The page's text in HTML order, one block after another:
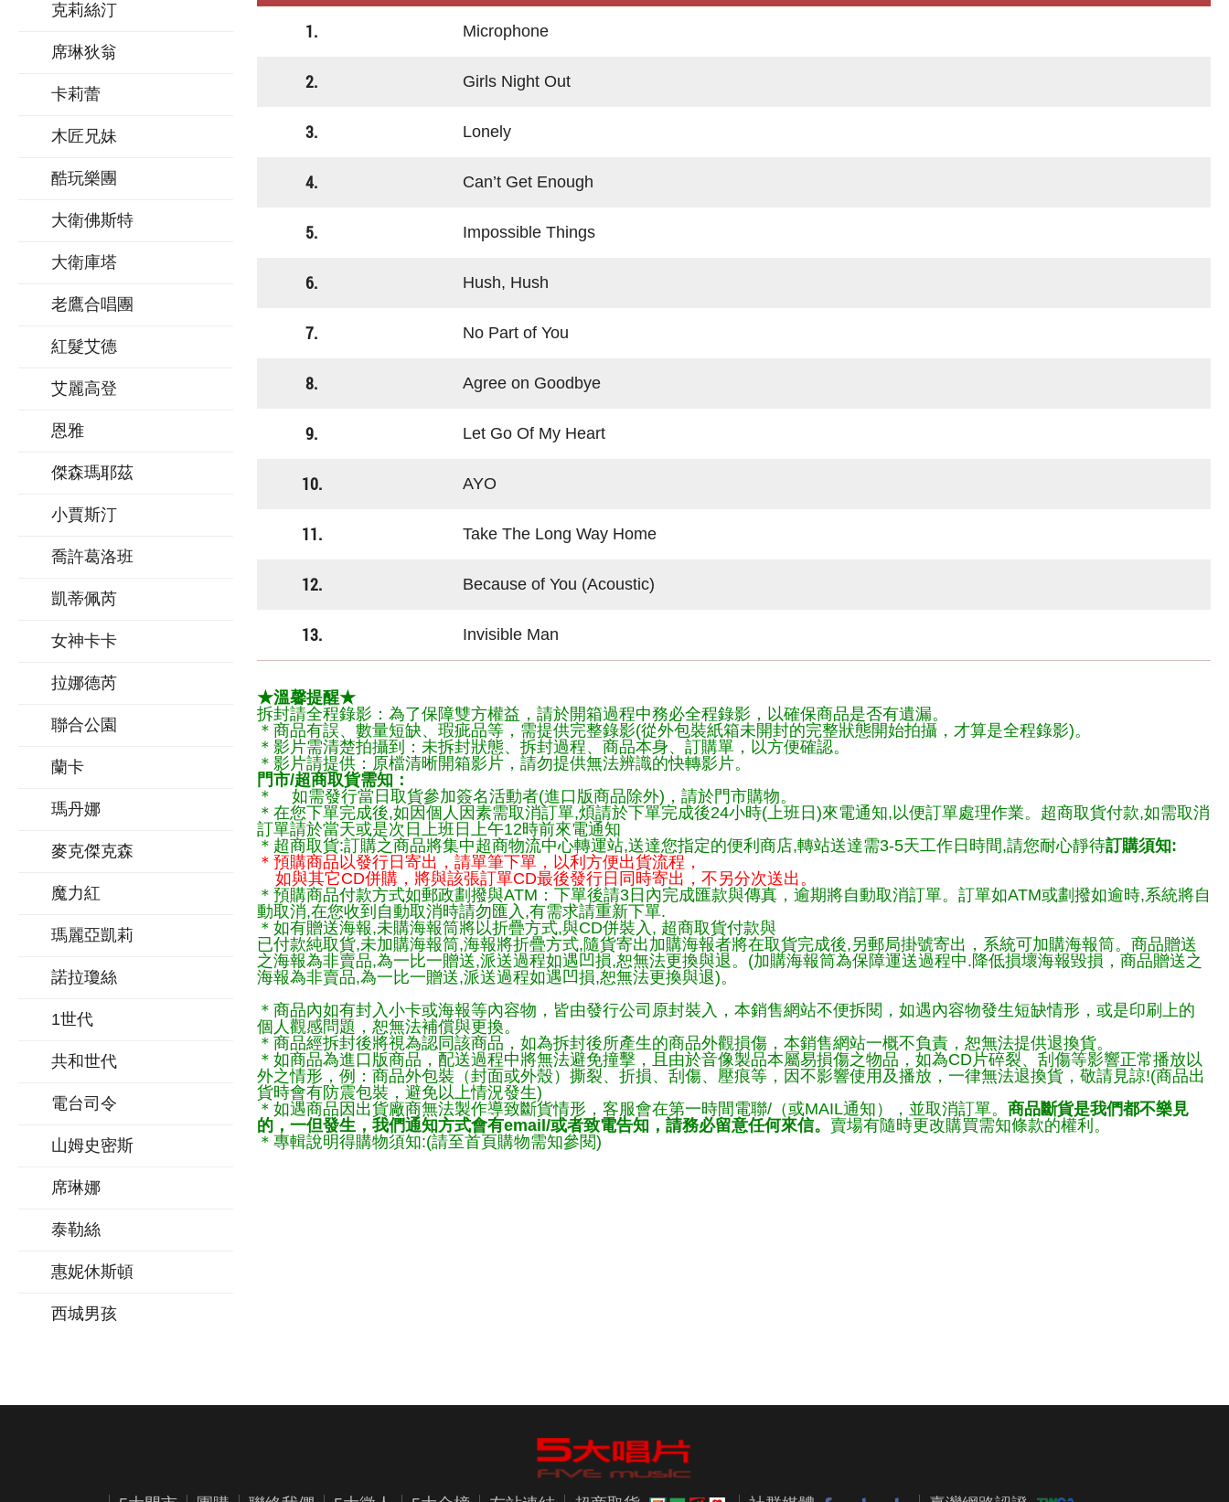
克莉絲汀
席琳狄翁
卡莉蕾
木匠兄妹
酷玩樂團
大衛佛斯特
大衛庫塔
老鷹合唱團
紅髮艾德
艾麗高登
恩雅
傑森瑪耶茲
小賈斯汀
喬許葛洛班
凱蒂佩芮
女神卡卡
拉娜德芮
聯合公園
蘭卡
瑪丹娜
麥克傑克森
魔力紅
瑪麗亞凱莉
諾拉瓊絲
1世代
共和世代
電台司令
山姆史密斯
席琳娜
泰勒絲
惠妮休斯頓
西城男孩
1. Microphone
2. Girls Night Out
3. Lonely
4. Can’t Get Enough
5. Impossible Things
6. Hush, Hush
7. No Part of You
8. Agree on Goodbye
9. Let Go Of My Heart
10. AYO
11. Take The Long Way Home
12. Because of You (Acoustic)
13. Invisible Man
★溫馨提醒★
拆封請全程錄影：為了保障雙方權益，請於開箱過程中務必全程錄影，以確保商品是否有遺漏。
＊商品有誤、數量短缺、瑕疵品等，需提供完整錄影(從外包裝紙箱未開封的完整狀態開始拍攝，才算是全程錄影)。
＊影片需清楚拍攝到：未拆封狀態、拆封過程、商品本身、訂購單，以方便確認。
＊影片請提供：原檔清晰開箱影片，請勿提供無法辨識的快轉影片。
門市/超商取貨需知：
＊ 如需發行當日取貨參加簽名活動者(進口版商品除外)，請於門市購物。
＊在您下單完成後,如因個人因素需取消訂單,煩請於下單完成後24小時(上班日)來電通知,以便訂單處理作業。超商取貨付款,如需取消
訂單請於當天或是次日上班日上午12時前來電通知
＊超商取貨:訂購之商品將集中超商物流中心轉運站,送達您指定的便利商店,轉站送達需3-5天工作日時間,請您耐心靜待訂購須知:
＊預購商品以發行日寄出，請單筆下單，以利方便出貨流程，
如與其它CD併購，將與該張訂單CD最後發行日同時寄出，不另分次送出。
＊預購商品付款方式如郵政劃撥與ATM：下單後請3日內完成匯款與傳真，逾期將自動取消訂單。訂單如ATM或劃撥如逾時,系統將自
動取消,在您收到自動取消時請勿匯入,有需求請重新下單.
＊如有贈送海報,未購海報筒將以折疊方式,與CD併裝入, 超商取貨付款與
已付款純取貨,未加購海報筒,海報將折疊方式,隨貨寄出加購海報者將在取貨完成後,另郵局掛號寄出，系統可加購海報筒。商品贈送
之海報為非賣品,為一比一贈送,派送過程如遇凹損,恕無法更換與退。(加購海報筒為保障運送過程中.降低損壞海報毀損，商品贈送之
海報為非賣品,為一比一贈送,派送過程如遇凹損,恕無法更換與退)。
＊商品內如有封入小卡或海報等內容物，皆由發行公司原封裝入，本銷售網站不便拆閱，如遇內容物發生短缺情形，或是印刷上的
個人觀感問題，恕無法補償與更換。
＊商品經拆封後將視為認同該商品，如為拆封後所產生的商品外觀損傷，本銷售網站一概不負責，恕無法提供退換貨。
＊如商品為進口版商品，配送過程中將無法避免撞擊，且由於音像製品本屬易損傷之物品，如為CD片碎裂、刮傷等影響正常播放以
外之情形，例：商品外包裝（封面或外殼）撕裂、折損、刮傷、壓痕等，因不影響使用及播放，一律無法退換貨，敬請見諒!(商品出
貨時會有防震包裝，避免以上情況發生)
＊如遇商品因出貨廠商無法製作導致斷貨情形，客服會在第一時間電聯/（或MAIL通知），並取消訂單。 商品斷貨是我們都不樂見
的，一但發生，我們通知方式會有email/或者致電告知，請務必留意任何來信。 賣場有隨時更改購買需知條款的權利。
＊專輯說明得購物須知:(請至首頁購物需知參閱)